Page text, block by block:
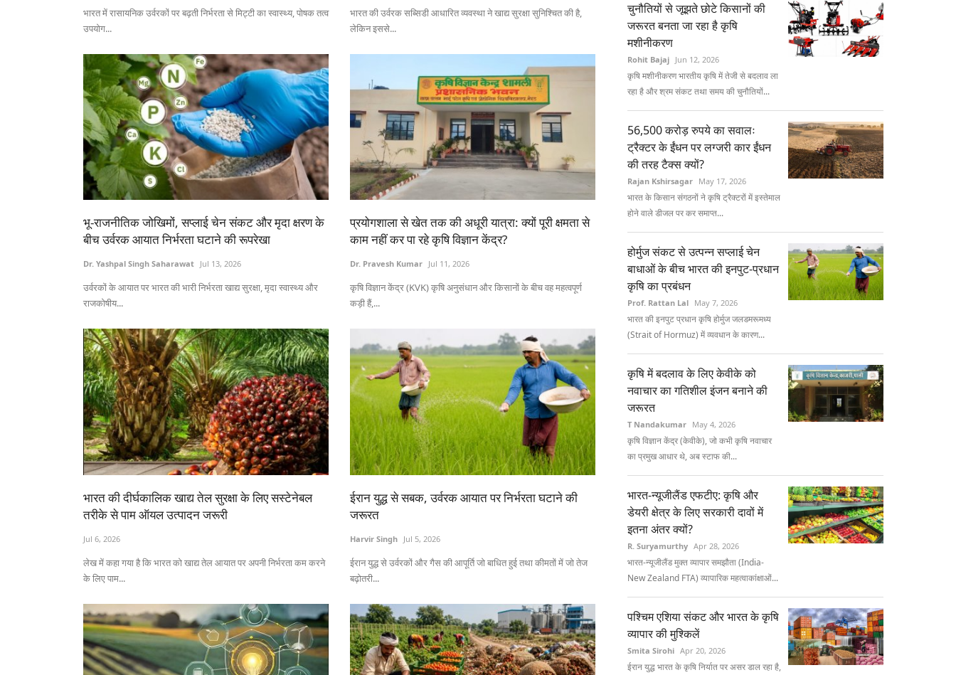
भारत में रासायनिक उर्वरकों पर बढ़ती निर्भरता से मिट्टी का स्वास्थ्य, पोषक तत्व
उपयोग...
भारत की उर्वरक सब्सिडी आधारित व्यवस्था ने खाद्य सुरक्षा सुनिश्चित की है,
लेकिन इससे...
भू-राजनीतिक जोखिमों, सप्लाई चेन संकट और मृदा क्षरण के
बीच उर्वरक आयात निर्भरता घटाने की रूपरेखा
Dr. Yashpal Singh Saharawat Jul 13, 2026
उर्वरकों के आयात पर भारत की भारी निर्भरता खाद्य सुरक्षा, मृदा स्वास्थ्य और
राजकोषीय...
प्रयोगशाला से खेत तक की अधूरी यात्रा: क्यों पूरी क्षमता से
काम नहीं कर पा रहे कृषि विज्ञान केंद्र?
Dr. Pravesh Kumar Jul 11, 2026
कृषि विज्ञान केंद्र (KVK) कृषि अनुसंधान और किसानों के बीच वह महत्वपूर्ण
कड़ी हैं,...
भारत की दीर्घकालिक खाद्य तेल सुरक्षा के लिए सस्टेनेबल
तरीके से पाम ऑयल उत्पादन जरूरी
Jul 6, 2026
लेख में कहा गया है कि भारत को खाद्य तेल आयात पर अपनी निर्भरता कम करने
के लिए पाम...
ईरान युद्ध से सबक, उर्वरक आयात पर निर्भरता घटाने की
जरूरत
Harvir Singh Jul 5, 2026
ईरान युद्ध से उर्वरकों और गैस की आपूर्ति जो बाधित हुई तथा कीमतों में जो तेज
बढ़ोतरी...
चुनौतियों से जूझते छोटे किसानों की
जरूरत बनता जा रहा है कृषि
मशीनीकरण
Rohit Bajaj Jun 12, 2026
कृषि मशीनीकरण भारतीय कृषि में तेजी से बदलाव ला
रहा है और श्रम संकट तथा समय की चुनौतियों...
56,500 करोड़ रुपये का सवालः
ट्रैक्टर के ईंधन पर लग्जरी कार ईंधन
की तरह टैक्स क्यों?
Rajan Kshirsagar May 17, 2026
भारत के किसान संगठनों ने कृषि ट्रैक्टरों में इस्तेमाल
होने वाले डीजल पर कर समाप्त...
होर्मुज संकट से उत्पन्न सप्लाई चेन
बाधाओं के बीच भारत की इनपुट-प्रधान
कृषि का प्रबंधन
Prof. Rattan Lal May 7, 2026
भारत की इनपुट प्रधान कृषि होर्मुज जलडमरूमध्य
(Strait of Hormuz) में व्यवधान के कारण...
कृषि में बदलाव के लिए केवीके को
नवाचार का गतिशील इंजन बनाने की
जरूरत
T Nandakumar May 4, 2026
कृषि विज्ञान केंद्र (केवीके), जो कभी कृषि नवाचार
का प्रमुख आधार थे, अब स्टाफ की...
भारत-न्यूजीलैंड एफटीए: कृषि और
डेयरी क्षेत्र के लिए सरकारी दावों में
इतना अंतर क्यों?
R. Suryamurthy Apr 28, 2026
भारत-न्यूजीलैंड मुक्त व्यापार समझौता (India-
New Zealand FTA) व्यापारिक महत्वाकांक्षाओं...
पश्चिम एशिया संकट और भारत के कृषि
व्यापार की मुश्किलें
Smita Sirohi Apr 20, 2026
ईरान युद्ध भारत के कृषि निर्यात पर असर डाल रहा है,